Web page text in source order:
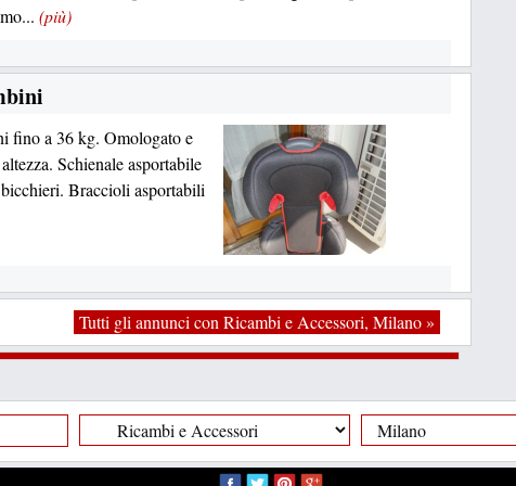
(più)
fino a 36 kg. Omologato e
Schienale asportabile
Braccioli asportabili
Tutti gli annunci con Ricambi e Accessori, Milano »